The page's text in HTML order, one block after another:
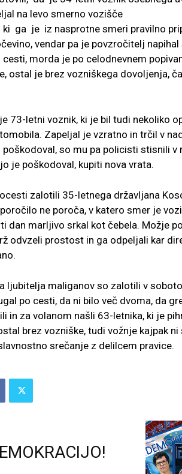
na levo smerno vozišče
ga je iz nasprotne smeri pravilno
vendar pa je povzročitelj
morda je po celodnevnem
ostal je brez vozniškega dovoljenja,
73-letni voznik, ki je bil tudi nekoliko
Zapeljal je vzratno in trčil v
poškodoval, so mu pa policisti stisnili
je poškodoval, kupiti nova vrata.
zalotili 35-letnega državljana
ne poroča, v katero smer je
dan marljivo srkal kot čebela. Možje
odvzeli prostost in ga odpeljali kar
ljubitelja maliganov so zalotili v
po cesti, da ni bilo več dvoma, da
in za volanom našli 63-letnika, ki je
brez vozniške, tudi vožnje kajpak
srečanje z delilcem pravice.